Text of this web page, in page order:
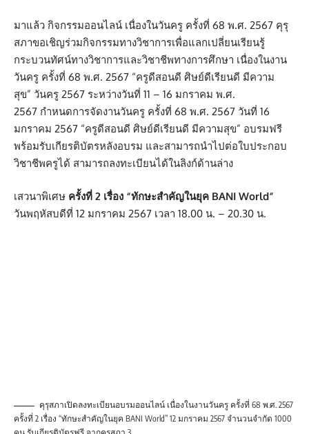
มาแล้ว กิจกรรมออนไลน์ เนื่องในวันครู ครั้งที่ 68 พ.ศ. 2567 คุรุ
สภาขอเชิญร่วมกิจกรรมทางวิชาการเพื่อแลกเปลี่ยนเรียนรู้
กระบวนทัศน์ทางวิชาการและวิชาชีพทางการศึกษา เนื่องในงาน
วันครู ครั้งที่ 68 พ.ศ. 2567 “ครูดีสอนดี ศิษย์ดีเรียนดี มีความ
สุข” วันครู 2567 ระหว่างวันที่ 11 – 16 มกราคม พ.ศ.
2567 กำหนดการจัดงานวันครู ครั้งที่ 68 พ.ศ. 2567 วันที่ 16
มกราคม 2567 “ครูดีสอนดี ศิษย์ดีเรียนดี มีความสุข” อบรมฟรี
พร้อมรับเกียรติบัตรหลังอบรม และสามารถนำไปต่อใบประกอบ
วิชาชีพครูได้ สามารถลงทะเบียนได้ในลิงก์ด้านล่าง
เสวนาพิเศษ ครั้งที่ 2 เรื่อง “ทักษะสำคัญในยุค BANI World”
วันพฤหัสบดีที่ 12 มกราคม 2567 เวลา 18.00 น. – 20.30 น.
คุรุสภาเปิดลงทะเบียนอบรมออนไลน์ เนื่องในงานวันครู ครั้งที่ 68 พ.ศ. 2567
ครั้งที่ 2 เรื่อง “ทักษะสำคัญในยุค BANI World” 12 มกราคม 2567 จำนวนจำกัด 1000